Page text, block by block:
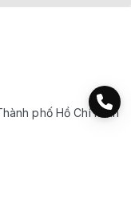
phố Hồ Chí Minh